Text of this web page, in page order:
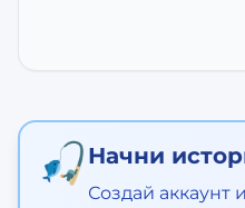
🎣 Начни
Создай аккаунт